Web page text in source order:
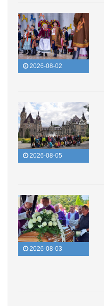
2026-08-02
2026-08-05
2026-08-03